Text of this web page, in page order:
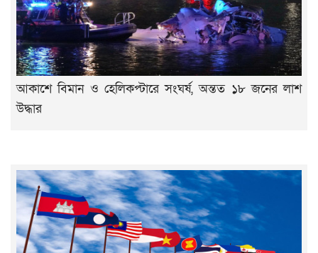
আকাশে বিমান ও হেলিকপ্টারে সংঘর্ষ, অন্তত ১৮ জনের লাশ
উদ্ধার